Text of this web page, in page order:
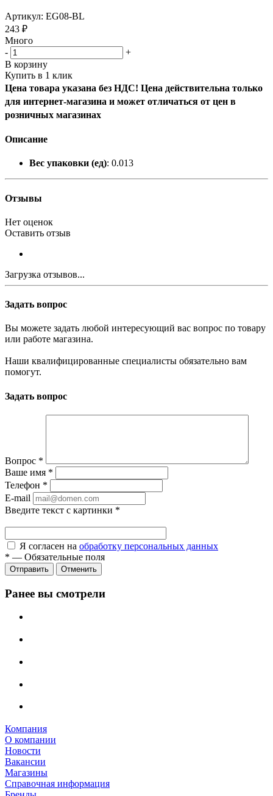
Артикул: EG08-BL
243 ₽
Много
-
+
В корзину
Купить в 1 клик
Цена товара указана без НДС! Цена действительна только
для интернет-магазина и может отличаться от цен в
розничных магазинах
Описание
Вес упаковки (ед): 0.013
Отзывы
Нет оценок
Оставить отзыв
Загрузка отзывов...
Задать вопрос
Вы можете задать любой интересующий вас вопрос по товару
или работе магазина.
Наши квалифицированные специалисты обязательно вам
помогут.
Задать вопрос
Вопрос *
Ваше имя *
Телефон *
E-mail
Введите текст с картинки *
Я согласен на обработку персональных данных
* — Обязательные поля
Отправить Отменить
Ранее вы смотрели
Компания
О компании
Новости
Вакансии
Магазины
Справочная информация